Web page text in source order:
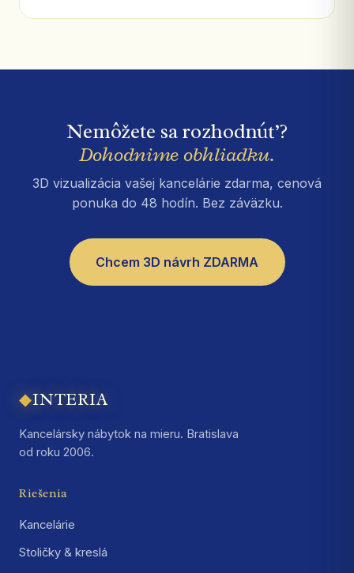
Nemôžete sa rozhodnúť?
Dohodnime obhliadku.
3D vizualizácia vašej kancelárie zdarma, cenová
ponuka do 48 hodín. Bez záväzku.
Chcem 3D návrh ZDARMA
◆INTERIA
Kancelársky nábytok na mieru. Bratislava
od roku 2006.
Riešenia
Kancelárie
Stoličky & kreslá